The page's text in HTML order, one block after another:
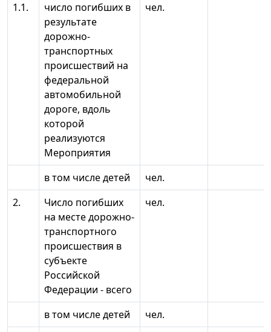
1.1.
число погибших в
результате
дорожно-
транспортных
происшествий на
федеральной
автомобильной
дороге, вдоль
которой
реализуются
Мероприятия
чел.
в том числе детей
чел.
2.
Число погибших
на месте дорожно-
транспортного
происшествия в
субъекте
Российской
Федерации - всего
чел.
в том числе детей
чел.